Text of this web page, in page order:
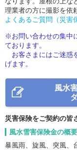
理業者の方に撮影を依
よくあるご質問（災害
※お問い合わせの集中
ております。
お客さまにはご迷惑
げます。
風水
災害保険をご契約の皆
風水雪害保険金の概要
暴風雨、旋風、突風、